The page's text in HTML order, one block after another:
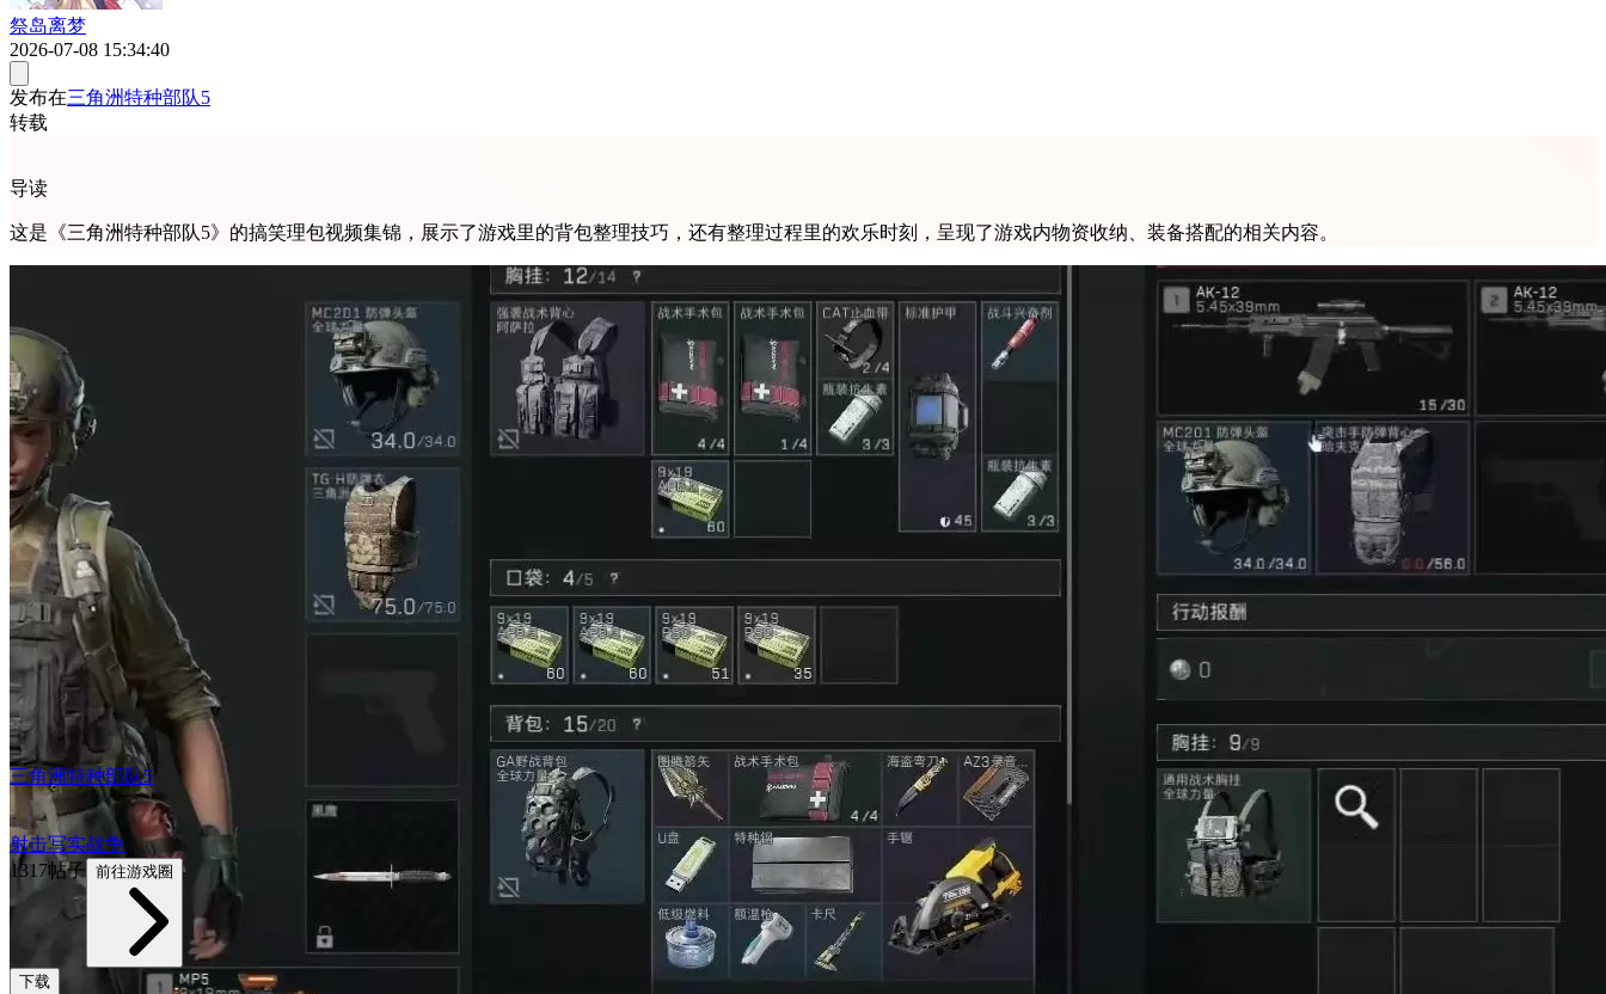
祭岛离梦
2026-07-08 15:34:40
发布在三角洲特种部队5
转载
导读
这是《三角洲特种部队5》的搞笑理包视频集锦，展示了游戏里的背包整理技巧，还有整理过程里的欢乐时刻，呈现了游戏内物资收纳、装备搭配的相关内容。
三角洲特种部队5
6.1
射击写实战争
1317帖子 前往游戏圈
下载